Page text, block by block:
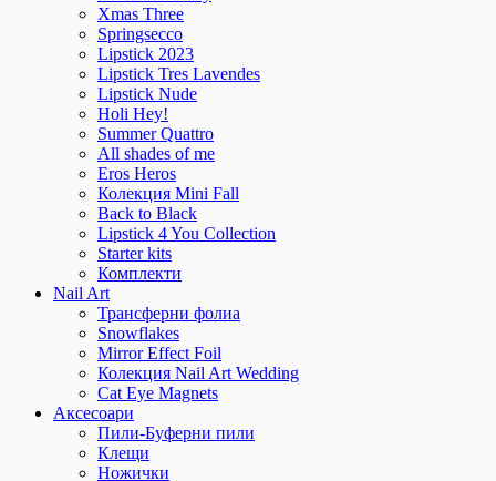
Xmas Three
Springsecco
Lipstick 2023
Lipstick Tres Lavendes
Lipstick Nude
Holi Hey!
Summer Quattro
All shades of me
Eros Heros
Колекция Mini Fall
Back to Black
Lipstick 4 You Collection
Starter kits
Комплекти
Nail Art
Трансферни фолиа
Snowflakes
Mirror Effect Foil
Колекция Nail Art Wedding
Cat Eye Magnets
Аксесоари
Пили-Буферни пили
Клещи
Ножички